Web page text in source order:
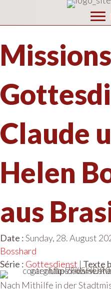
Missions
Claude
Helen
aus
Date :Sunday, 28. August
Bosshard
Série : Gottesdienst | Texte
Nach Mithilfe in der